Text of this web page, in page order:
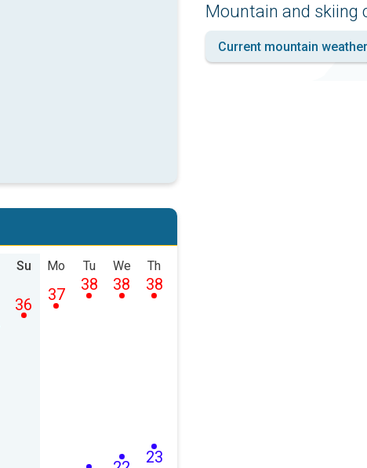
Su
36
Mo
37
Tu
38
We
38
Th
23
38
Mountain and skiing
Current mountain weather